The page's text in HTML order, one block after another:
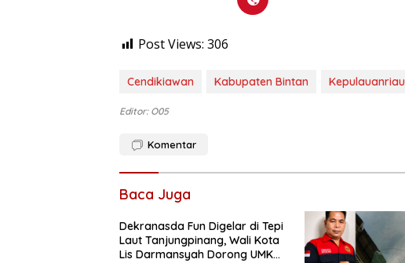
Post Views: 306
Cendikiawan Kabupaten Bintan Kepulauanriau
Editor: O05
Komentar
Baca Juga
Dekranasda Fun Digelar di Tepi
Laut Tanjungpinang, Wali Kota
Lis Darmansyah Dorong UMKM